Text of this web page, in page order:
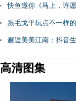
为负一屏都安排好了
快鱼邀你《马上，许
格平常百姓生活之
跟毛戈平玩点不一样
体验后下单
邂逅美美江南：抖音
活方式
高清图集